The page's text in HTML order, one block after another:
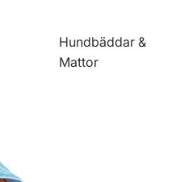
Hundbäddar &
Mattor